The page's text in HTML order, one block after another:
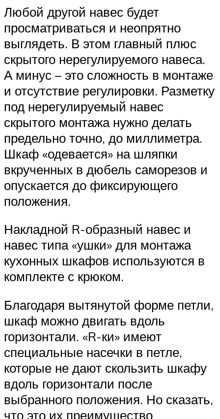
Любой другой навес будет
просматриваться и неопрятно
выглядеть. В этом главный плюс
скрытого нерегулируемого навеса.
А минус – это сложность в монтаже
и отсутствие регулировки. Разметку
под нерегулируемый навес
скрытого монтажа нужно делать
предельно точно, до миллиметра.
Шкаф «одевается» на шляпки
вкрученных в дюбель саморезов и
опускается до фиксирующего
положения.
Накладной R-образный навес и
навес типа «ушки» для монтажа
кухонных шкафов используются в
комплекте с крюком.
Благодаря вытянутой форме петли,
шкаф можно двигать вдоль
горизонтали. «R-ки» имеют
специальные насечки в петле,
которые не дают скользить шкафу
вдоль горизонтали после
выбранного положения. Но сказать,
что это их преимущество